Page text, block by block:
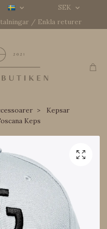
SEK
/ Enkla returer
Kepsar
Keps